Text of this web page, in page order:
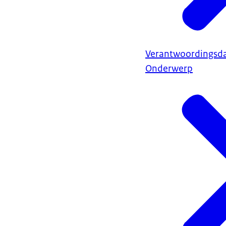
Onderwerp